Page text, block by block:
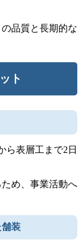
品質と長期的な
ト
ら表層工まで2日
め、事業活動へ
装